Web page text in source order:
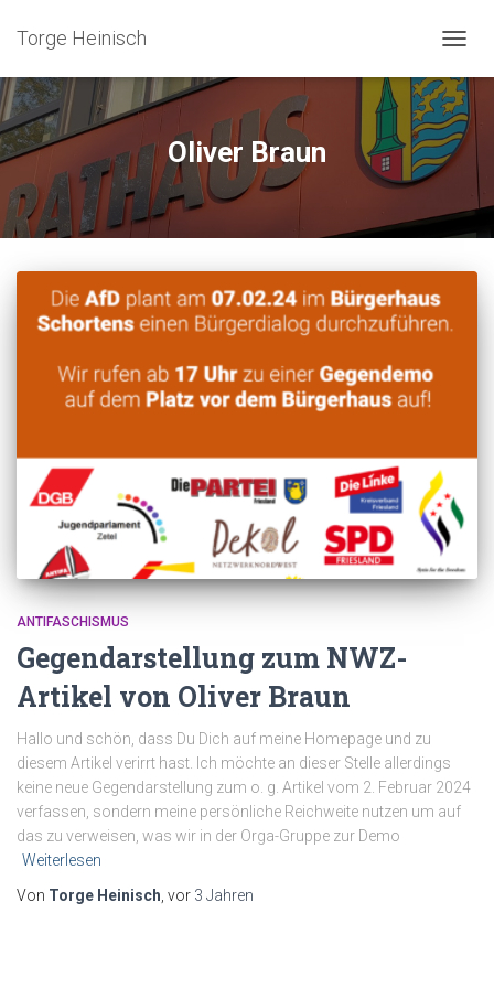
Torge Heinisch
Oliver Braun
ANTIFASCHISMUS
Gegendarstellung zum NWZ-
Artikel von Oliver Braun
Hallo und schön, dass Du Dich auf meine Homepage und zu
diesem Artikel verirrt hast. Ich möchte an dieser Stelle allerdings
keine neue Gegendarstellung zum o. g. Artikel vom 2. Februar 2024
verfassen, sondern meine persönliche Reichweite nutzen um auf
das zu verweisen, was wir in der Orga-Gruppe zur Demo
Weiterlesen
Von Torge Heinisch , vor 3 Jahren